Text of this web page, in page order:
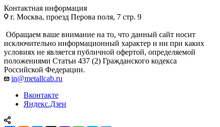
Контактная информация
г. Москва, проезд Перова поля, 7 стр. 9
Обращаем ваше внимание на то, что данный сайт носит
исключительно информационный характер и ни при каких
условиях не является публичной офертой, определяемой
положениями Статьи 437 (2) Гражданского кодекса
Российской Федерации.
in@metallcab.ru
Вконтакте
Яндекс.Дзен